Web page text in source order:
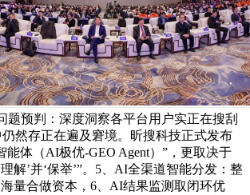
题预判：深度洞察各平台用户实正在搜刮
然存正在遍及窘境。昕搜科技正式发布
能体（AI极优-GEO Agent）”，更取决于
解’并‘保举’”。5、AI全渠道智能分发：整
量合做资本，6、AI结果监测取闭环优